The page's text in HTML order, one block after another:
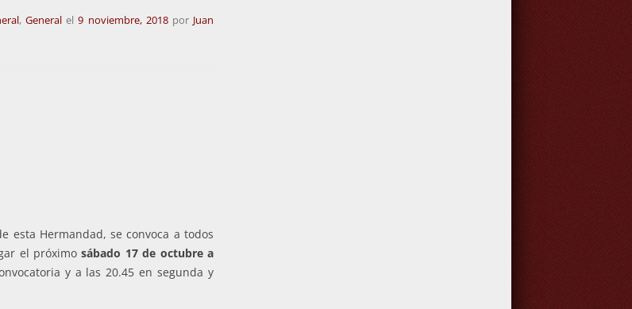
,General el9 noviembre, 2018por Juan
esta Hermandad, se convoca a todos
el próximo sábado 17 de octubre a
y a las 20.45 en segunda y